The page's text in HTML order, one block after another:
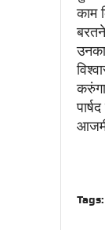
काम
Tags: